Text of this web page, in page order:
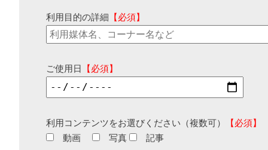
利用目的の詳細 【必須】
ご使用日 【必須】
利用コンテンツをお選びください（複数可）
【必須】
動画
写真 記事